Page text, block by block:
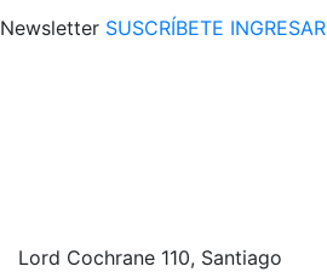
Newsletter SUSCRÍBETE INGRESAR
Lord Cochrane 110, Santiago